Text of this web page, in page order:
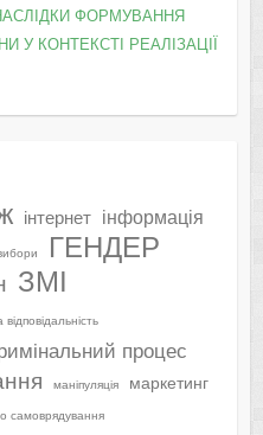
ФОРМУВАННЯ
У КОНТЕКСТІ РЕАЛІЗАЦІЇ
інтернет інформація
ГЕНДЕР
ЗМІ
процес
маніпуляція маркетинг
самоврядування